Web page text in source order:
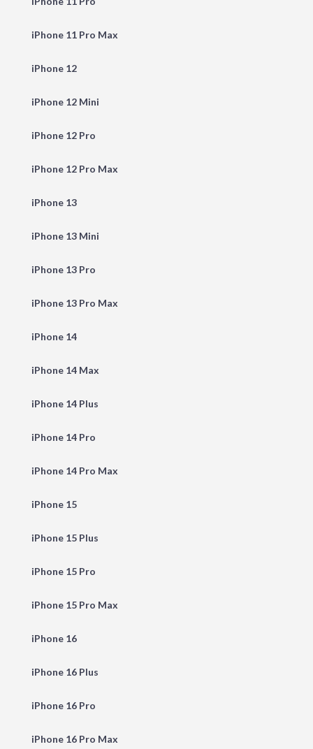
iPhone 11 Pro Max
iPhone 12
iPhone 12 Mini
iPhone 12 Pro
iPhone 12 Pro Max
iPhone 13
iPhone 13 Mini
iPhone 13 Pro
iPhone 13 Pro Max
iPhone 14
iPhone 14 Max
iPhone 14 Plus
iPhone 14 Pro
iPhone 14 Pro Max
iPhone 15
iPhone 15 Plus
iPhone 15 Pro
iPhone 15 Pro Max
iPhone 16
iPhone 16 Plus
iPhone 16 Pro
iPhone 16 Pro Max